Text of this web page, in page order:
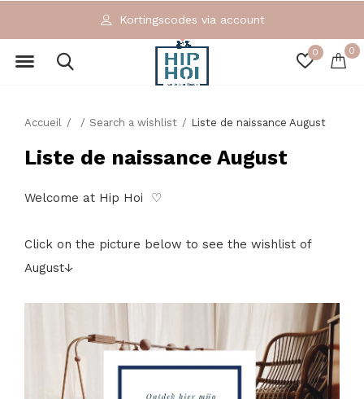
0 0
Kortingscodes via account
Accueil Search a wishlist Liste de naissance August
Liste de naissance August
Welcome at Hip Hoi ♡
Click on the picture below to see the wishlist of
August↓